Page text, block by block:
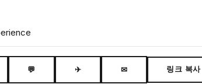
💬 ✈ ✉ 링크 복사